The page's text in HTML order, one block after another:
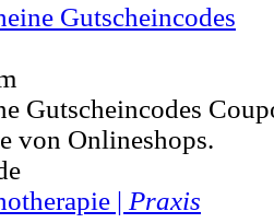
Gutscheincodes
Gutscheincodes
von Onlineshops.
| Praxis